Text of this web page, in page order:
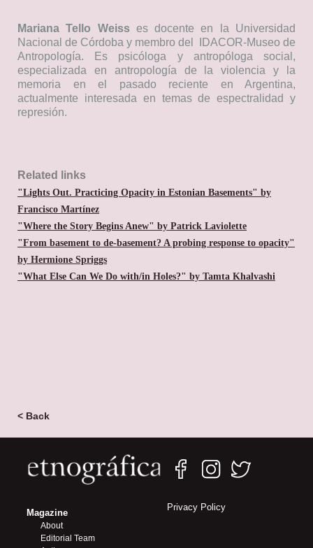
Mariana Tello Weisses docente en la Universidad
Nacional de Córdoba y membro del IDACOR-Museo de
Antropología. Es psicóloga y antropóloga social,
especializada en antropología de la violencia y la
memoria en el pasado reciente en Argentina,
actualmente interesada en temas de espectralidad y
represión.
Related links
"Lights Out. Practicing Opacity in Estonian Basements" by
Francisco Martínez
"Where the Story Begins Anew" by Patrick Laviolette
"From basement to de-basement? A probing response to opacity"
by Hermione Spriggs
"What Else Can We Do with/in Holes?" by Tamta Khalvashi
< Back
Magazine
About
Editorial Team
Privacy Policy